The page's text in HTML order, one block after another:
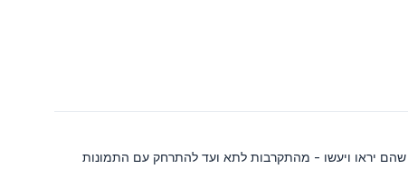
שהם יראו ויעשו - מהתקרבות לתא ועד להתרחק עם התמונות